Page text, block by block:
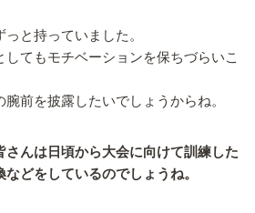
と持っていました。
てもモチベーションを保ちづらいこ
前を披露したいでしょうからね。
さんは日頃から大会に向けて訓練した
どをしているのでしょうね。